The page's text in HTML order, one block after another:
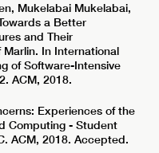
Mukelabai Mukelabai,
a Better
and Their
In International
of Software-Intensive
ACM, 2018.
Experiences of the
Computing - Student
ACM, 2018. Accepted.